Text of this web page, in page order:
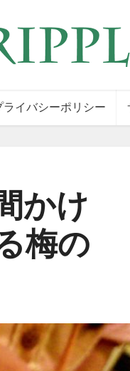
ライバシーポリシー
かけ
梅の